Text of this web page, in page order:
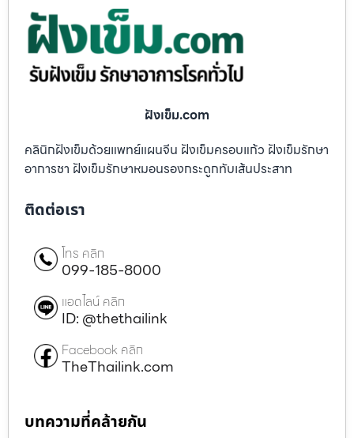
ฝังเข็ม.com
คลินิกฝังเข็มด้วยแพทย์แผนจีน ฝังเข็มครอบแก้ว ฝังเข็มรักษา
อาการชา ฝังเข็มรักษาหมอนรองกระดูกทับเส้นประสาท
ติดต่อเรา
โทร คลิก
099-185-8000
แอดไลน์ คลิก
ID: @thethailink
Facebook คลิก
TheThailink.com
บทความที่คล้ายกัน